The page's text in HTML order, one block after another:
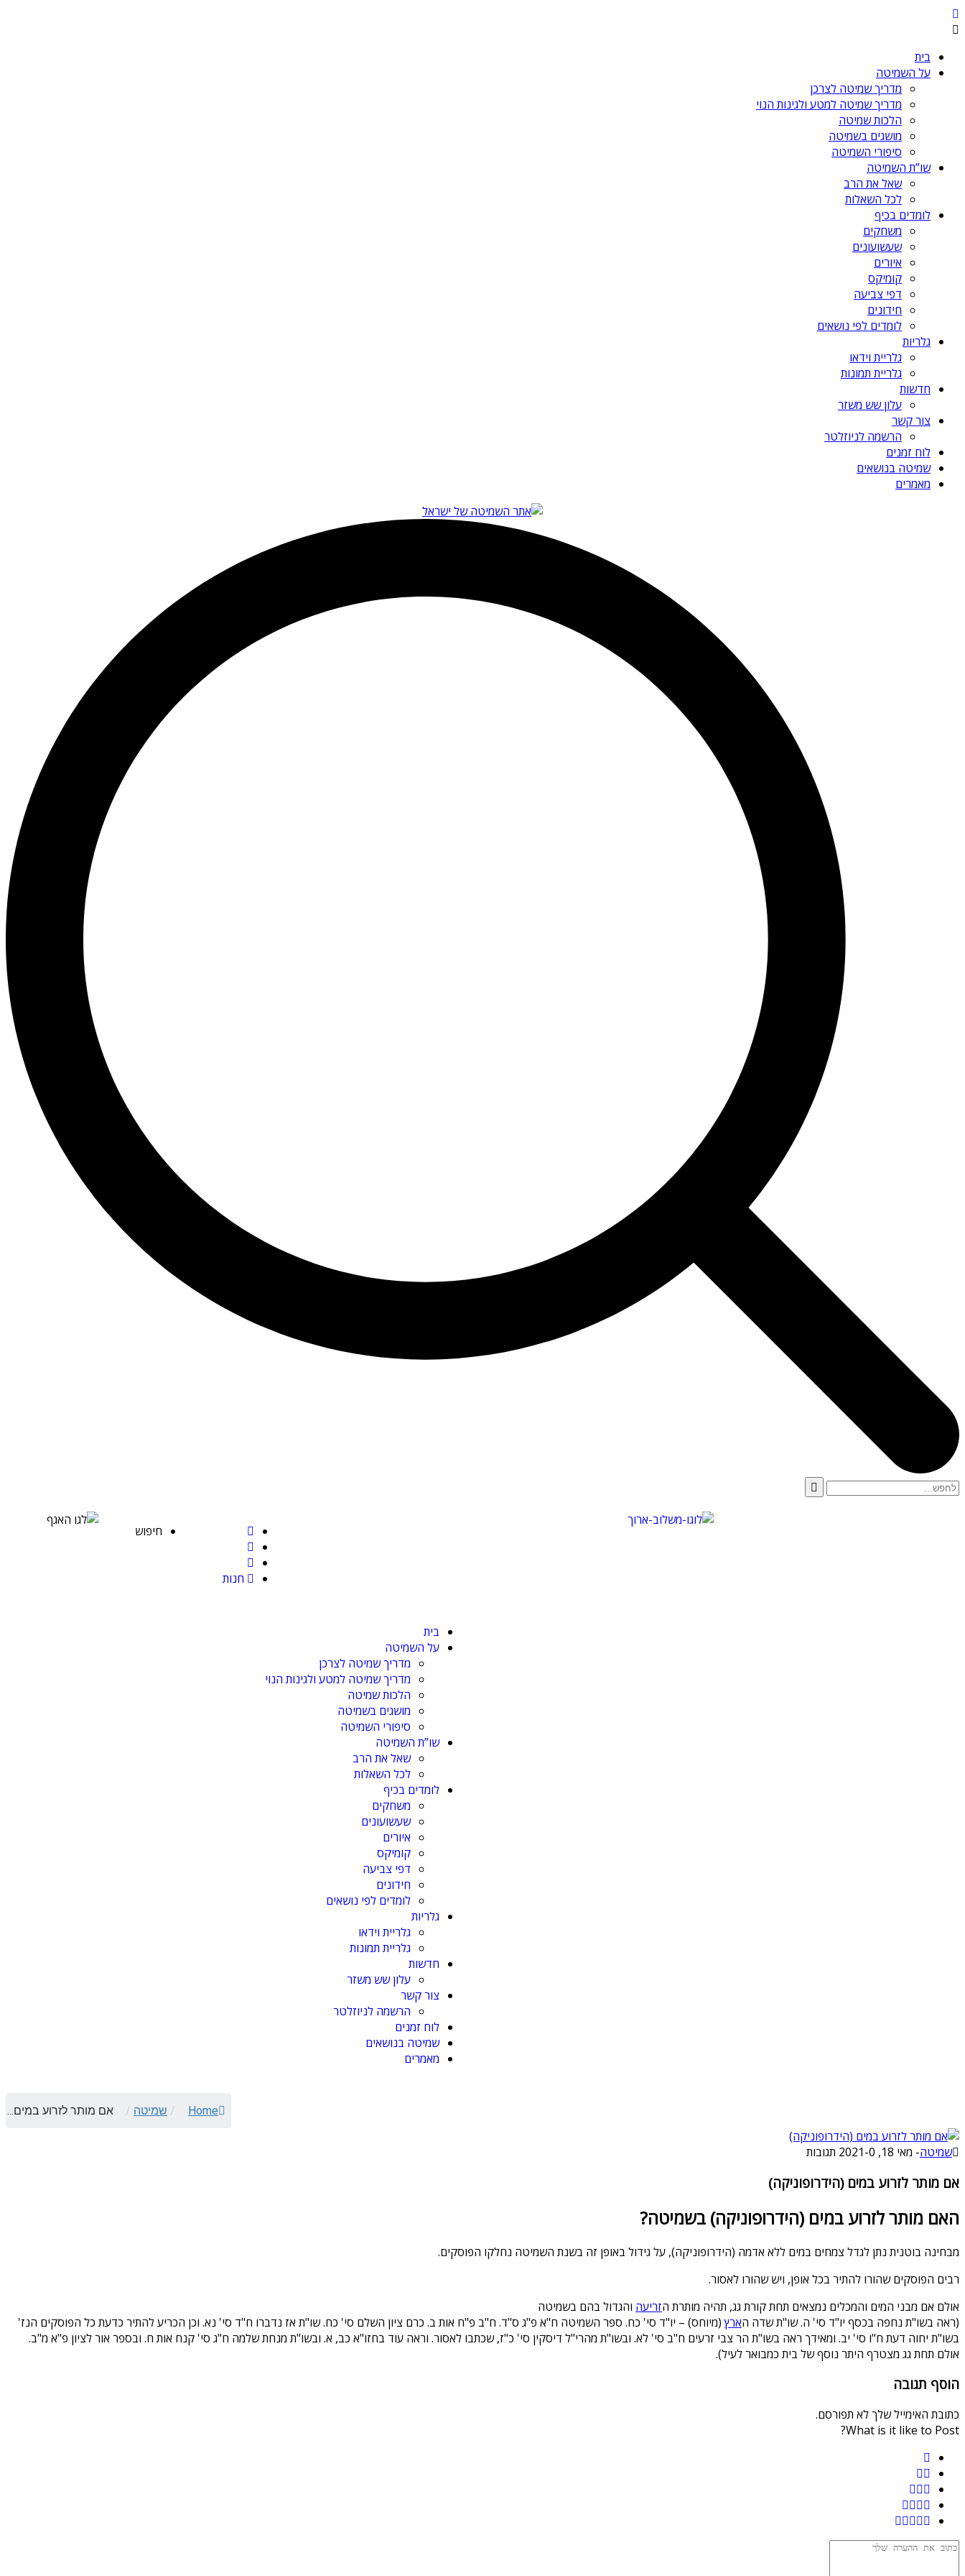
בית
על השמיטה
מדריך שמיטה לצרכן
מדריך שמיטה למטע ולגינות הנוי
הלכות שמיטה
מושגים בשמיטה
סיפורי השמיטה
שו”ת השמיטה
שאל את הרב
לכל השאלות
לומדים בכיף
משחקים
שעשועונים
איורים
קומיקס
דפי צביעה
חידונים
לומדים לפי נושאים
גלריות
גלריית וידאו
גלריית תמונות
חדשות
עלון שש משזר
צור קשר
הרשמה לניוזלטר
לוח זמנים
שמיטה בנושאים
מאמרים
חנות
חיפוש
בית
על השמיטה
מדריך שמיטה לצרכן
מדריך שמיטה למטע ולגינות הנוי
הלכות שמיטה
מושגים בשמיטה
סיפורי השמיטה
שו”ת השמיטה
שאל את הרב
לכל השאלות
לומדים בכיף
משחקים
שעשועונים
איורים
קומיקס
דפי צביעה
חידונים
לומדים לפי נושאים
גלריות
גלריית וידאו
גלריית תמונות
חדשות
עלון שש משזר
צור קשר
הרשמה לניוזלטר
לוח זמנים
שמיטה בנושאים
מאמרים
Home
/ שמיטה / אם מותר לזרוע במים...
שמיטה- מאי 18, 2021 -0 תגובות
אם מותר לזרוע במים (הידרופוניקה)
האם מותר לזרוע במים (הידרופוניקה) בשמיטה?
מבחינה בוטנית נתן לגדל צמחים במים ללא אדמה (הידרופוניקה), על גידול באופן זה בשנת השמיטה נחלקו הפוסקים.
רבים הפוסקים שהורו להתיר בכל אופן, ויש שהורו לאסור.
אולם אם מבני המים והמכלים נמצאים תחת קורת גג, תהיה מותרת הזריעה והגדול בהם בשמיטה
(ראה בשו"ת נחפה בכסף יו"ד סי' ה. שו"ת שדה הארץ(מיוחס) – יו"ד סי' כח. ספר השמיטה ח"א פ"ג ס"ד. ח"ב פ"ח אות ב. כרם ציון השלם סי' כח. שו"ת אז נדברו ח"ד סי' נא. וכן הכריע להתיר כדעת כל הפוסקים הנז'
בשו"ת יחוה דעת ח"ו סי' יב. ומאידך ראה בשו"ת הר צבי זרעים ח"ב סי' לא. ובשו"ת מהרי"ל דיסקין סי' כ"ז, שכתבו לאסור. וראה עוד בחזו"א כב, א. ובשו"ת מנחת שלמה ח"ג סי' קנח אות ח. ובספר אור לציון פ"א מ"ב.
אולם תחת גג מצטרף היתר נוסף של בית כמבואר לעיל).
הוסף תגובה
כתובת האימייל שלך לא תפורסם.
What is it like to Post?